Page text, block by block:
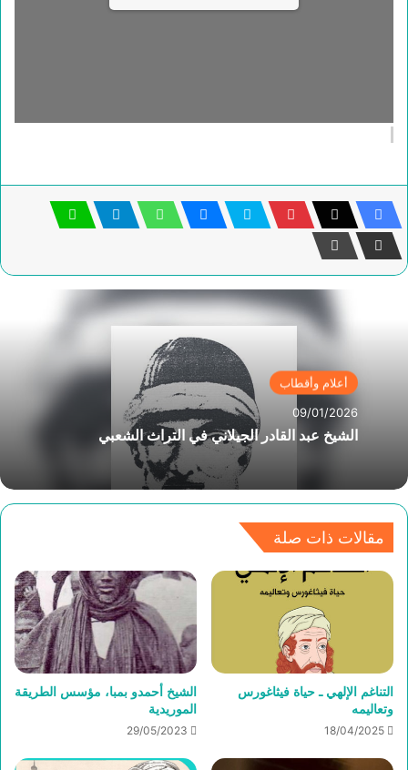
أعلام وأقطاب
09/01/2026
الشيخ عبد القادر الجيلاني في التراث الشعبي
مقالات ذات صلة
التناغم الإلهي ـ حياة فيثاغورس
وتعاليمه
18/04/2025
الشيخ أحمدو بمبا، مؤسس الطريقة
الموريدية
29/05/2023